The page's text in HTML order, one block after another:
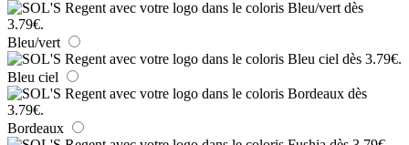
Bleu/vert
Bleu ciel
Bordeaux